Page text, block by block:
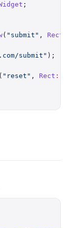
;
( "submit" , Rect
submit" );
( "reset" , Rect ::